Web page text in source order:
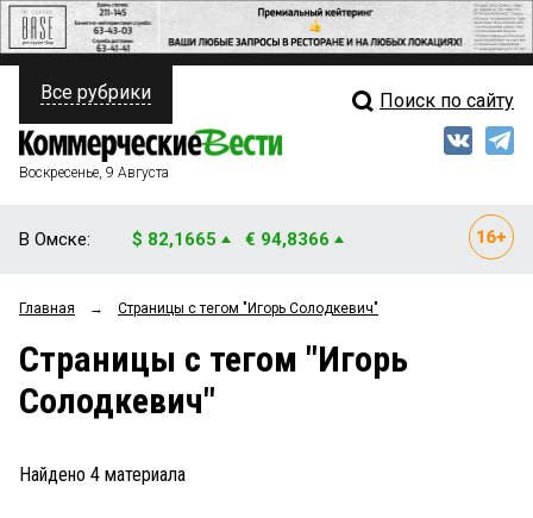
ПОЛИТИКА
ФИНАНСЫ
ОБЩЕСТВО
ЗАКОН
НОВОСТИ КОМПАНИЙ
ПРОИСШЕСТВИЯ
Свежий выпуск
Мнения
Рейтинги
Все рубрики Поиск по сайту
Воскресенье, 9 Августа
В Омске: $ 82,1665 € 94,8366
Главная → Страницы c тегом "Игорь Солодкевич"
Страницы c тегом "Игорь
Солодкевич"
Найдено 4 материала